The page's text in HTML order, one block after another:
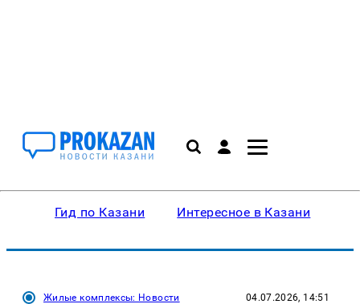
Гид по Казани Интересное в Казани
Жилые комплексы: Новости 04.07.2026, 14:51